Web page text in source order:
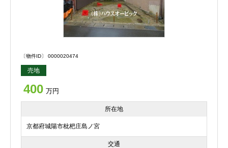
〔物件ID〕 0000020474
売地
400 万円
所在地
京都府城陽市枇杷庄島ノ宮
交通